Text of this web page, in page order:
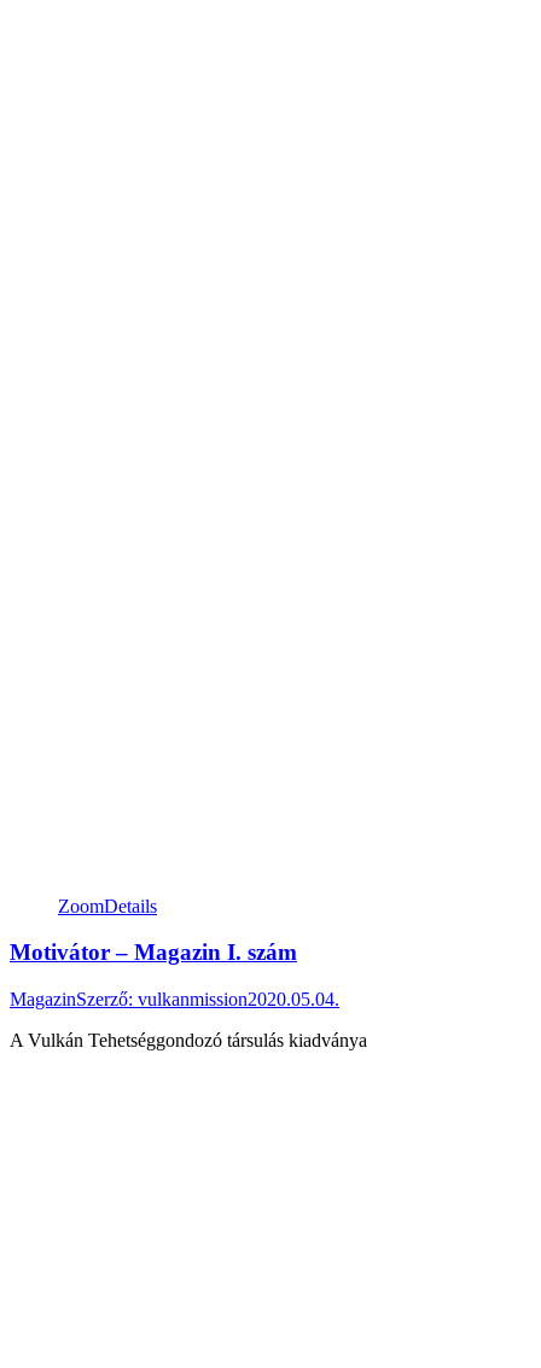
ZoomDetails
Motivátor – Magazin I. szám
MagazinSzerző: vulkanmission2020.05.04.
A Vulkán Tehetséggondozó társulás kiadványa